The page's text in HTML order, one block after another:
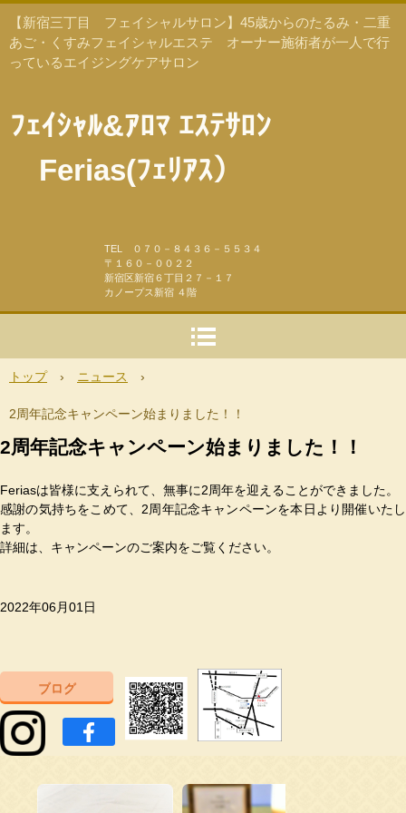
ﾌｪｲｼｬﾙ&ｱﾛﾏ ｴｽﾃｻﾛﾝ
Ferias(ﾌｪﾘｱｽ）
【新宿三丁目 フェイシャルサロン】45歳からのたるみ・二重
あご・くすみフェイシャルエステ オーナー施術者が一人で行
っているエイジングケアサロン
TEL ０７０－８４３６－５５３４
〒１６０－００２２
新宿区新宿６丁目２７－１７
カノープス新宿 ４階
トップ › ニュース ›
2周年記念キャンペーン始まりました！！
2周年記念キャンペーン始まりました！！
Feriasは皆様に支えられて、無事に2周年を迎えることができました。
感謝の気持ちをこめて、2周年記念キャンペーンを本日より開催いたし
ます。
詳細は、キャンペーンのご案内をご覧ください。
2022年06月01日
ブログ